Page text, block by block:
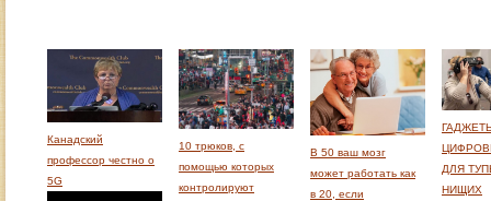
Канадский
профессор честно о
5G
10 трюков, с
помощью которых
контролируют
В 50 ваш мозг
может работать как
в 20, если
ДЛЯ
НИЩИХ